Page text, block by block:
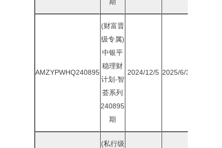
AMZYPWHQ240895
(财富晋
级专属)
中银平
稳理财
计划-智
荟系列
240895
期
2024/12/5 2025/6/30
(私行级